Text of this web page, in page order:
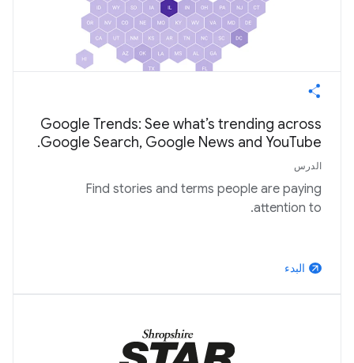
Google Trends: See what’s trending across
Google Search, Google News and YouTube.
الدرس
Find stories and terms people are paying
attention to.
arrow_outward البدء